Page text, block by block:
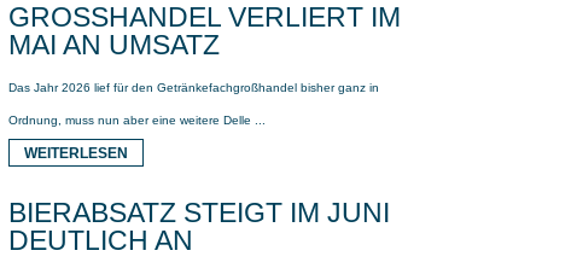
GROSSHANDEL VERLIERT IM M
AI AN UMSATZ
Das Jahr 2026 lief für den Getränkefachgroßhandel bisher ganz in
Ordnung, muss nun aber eine weitere Delle ...
WEITERLESEN
BIERABSATZ STEIGT IM JUNI
DEUTLICH AN